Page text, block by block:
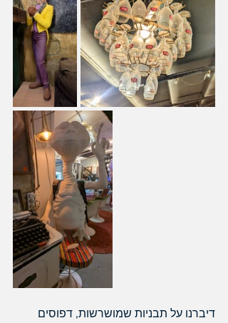
דיברנו על תבניות שמושרשות, דפוסים